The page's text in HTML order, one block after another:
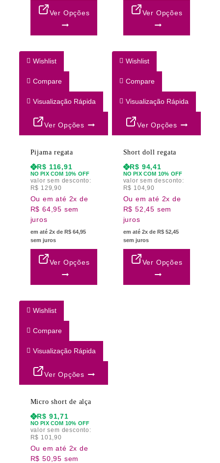
Ver Opções Ver Opções
Wishlist
Compare
Visualização Rápida
Ver Opções
Pijama regata
R$ 116,91
NO PIX COM 10% OFF
valor sem desconto:
R$ 129,90
Ou em até 2x de
R$ 64,95 sem
juros
em até 2x de R$ 64,95
sem juros
Ver Opções
Wishlist
Compare
Visualização Rápida
Ver Opções
Short doll regata
R$ 94,41
NO PIX COM 10% OFF
valor sem desconto:
R$ 104,90
Ou em até 2x de
R$ 52,45 sem
juros
em até 2x de R$ 52,45
sem juros
Ver Opções
Wishlist
Compare
Visualização Rápida
Ver Opções
Micro short de alça
R$ 91,71
NO PIX COM 10% OFF
valor sem desconto:
R$ 101,90
Ou em até 2x de
R$ 50,95 sem